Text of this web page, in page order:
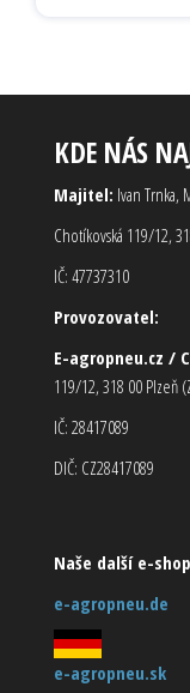
KDE NÁS
Majitel: Ivan Trnka,
Chotíkovská 119/12,
IČ: 47737310
Provozovatel:
E-agropneu.cz /
119/12, 318 00 Plzeň
IČ: 28417089
DIČ: CZ28417089
Naše další e-
e-agropneu.de
e-agropneu.sk